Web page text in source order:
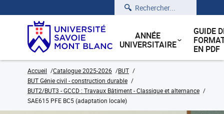
Rechercher
ANNÉE
UNIVERSITAIRE
GUIDE
EN PDF
Accueil Catalogue 2025-2026
BUT
BUT Génie civil - construction durable
BUT2/BUT3 - GCCD : Travaux Bâtiment - Classique et alternance
SAE615 PFE BC5 (adaptation locale)